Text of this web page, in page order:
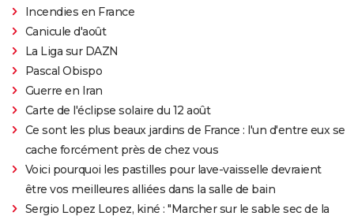
Incendies en France
Canicule d'août
La Liga sur DAZN
Pascal Obispo
Guerre en Iran
Carte de l'éclipse solaire du 12 août
Ce sont les plus beaux jardins de France : l'un d'entre eux se
cache forcément près de chez vous
Voici pourquoi les pastilles pour lave-vaisselle devraient
être vos meilleures alliées dans la salle de bain
Sergio Lopez Lopez, kiné : "Marcher sur le sable sec de la